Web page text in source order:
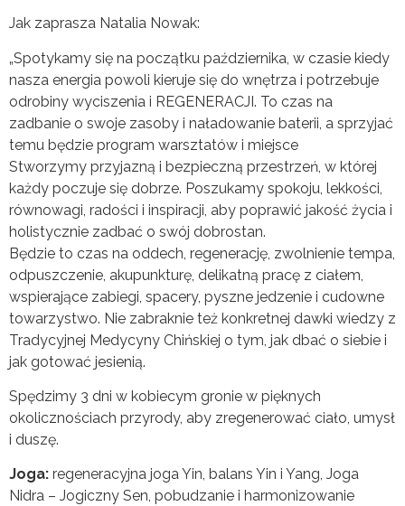
Jak zaprasza Natalia Nowak:
„Spotykamy się na początku października, w czasie kiedy
nasza energia powoli kieruje się do wnętrza i potrzebuje
odrobiny wyciszenia i REGENERACJI. To czas na
zadbanie o swoje zasoby i naładowanie baterii, a sprzyjać
temu będzie program warsztatów i miejsce
Stworzymy przyjazną i bezpieczną przestrzeń, w której
każdy poczuje się dobrze. Poszukamy spokoju, lekkości,
równowagi, radości i inspiracji, aby poprawić jakość życia i
holistycznie zadbać o swój dobrostan.
Będzie to czas na oddech, regenerację, zwolnienie tempa,
odpuszczenie, akupunkturę, delikatną pracę z ciałem,
wspierające zabiegi, spacery, pyszne jedzenie i cudowne
towarzystwo. Nie zabraknie też konkretnej dawki wiedzy z
Tradycyjnej Medycyny Chińskiej o tym, jak dbać o siebie i
jak gotować jesienią.
Spędzimy 3 dni w kobiecym gronie w pięknych
okolicznościach przyrody, aby zregenerować ciało, umysł
i duszę.
Joga: regeneracyjna joga Yin, balans Yin i Yang, Joga
Nidra – Jogiczny Sen, pobudzanie i harmonizowanie